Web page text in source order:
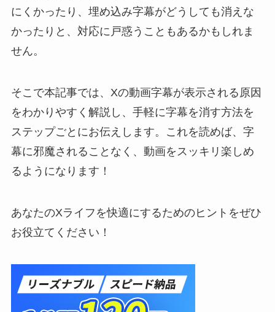
にくかったり、埋め込み字幕がどうしても消えな
かったりと、対応に戸惑うこともあるかもしれま
せん。
そこで本記事では、Xの動画字幕が表示される原因
をわかりやすく解説し、手軽に字幕を消す方法を
ステップごとにお伝えします。これを読めば、字
幕に邪魔されることなく、動画をスッキリ楽しめ
るようになります！
あなたのXライフを快適にするためのヒントをぜひ
お役立てください！